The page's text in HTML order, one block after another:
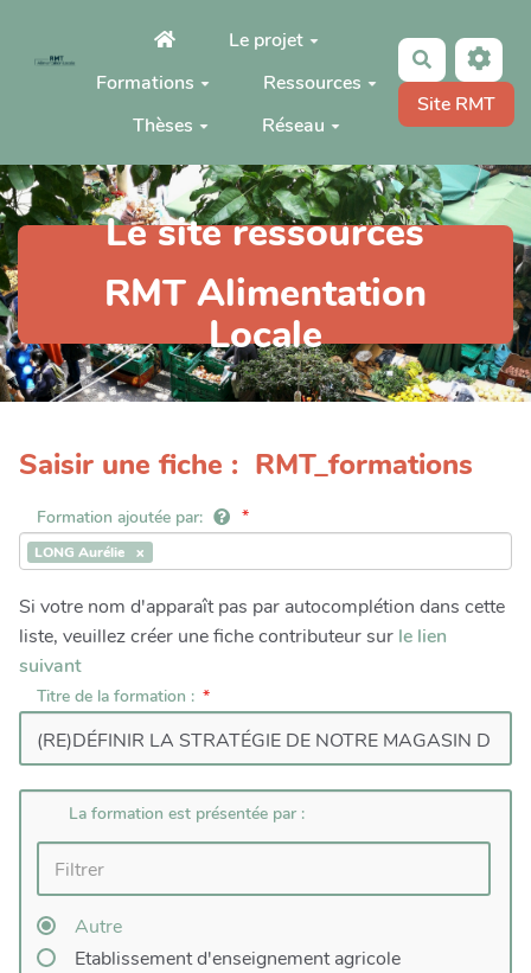
Aller au contenu principalLe projet
Formations
Ressources
Thèses
Réseau
Rechercher
Site RMT
Le site ressources
RMT Alimentation
Locale
Saisir une fiche : RMT_formations
Formation ajoutée par:
LONG Aurélie
Si votre nom d'apparaît pas par autocomplétion dans cette
liste, veuillez créer une fiche contributeur sur le lien
suivant
Titre de la formation :
La formation est présentée par :
Autre
Etablissement d'enseignement agricole